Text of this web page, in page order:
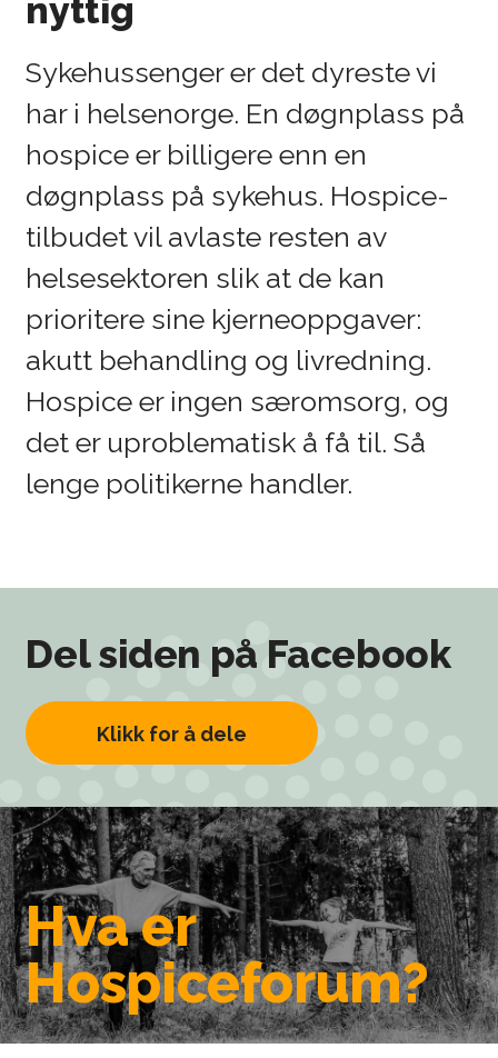
Spill video
nyttig
Sykehussenger er det dyreste vi
har i helsenorge. En døgnplass på
hospice er billigere enn en
døgnplass på sykehus. Hospice-
tilbudet vil avlaste resten av
helsesektoren slik at de kan
prioritere sine kjerneoppgaver:
akutt behandling og livredning.
Hospice er ingen særomsorg, og
det er uproblematisk å få til. Så
lenge politikerne handler.
Del siden på Facebook
Klikk for å dele
Hva er
Hospiceforum?